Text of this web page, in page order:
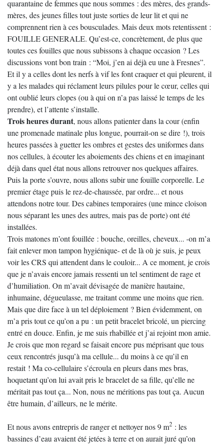
quarantaine de femmes que nous sommes : des mères, des grands-
mères, des jeunes filles tout juste sorties de leur lit et qui ne
comprennent rien à ces bousculades. Mais deux mots retentissent :
FOUILLE GENERALE. Qu’est-ce, concrètement, de plus que
toutes ces fouilles que nous subissons à chaque occasion ? Les
discussions vont bon train : “Moi, j’en ai déjà eu une à Fresnes”.
Et il y a celles dont les nerfs à vif les font craquer et qui pleurent, il
y a les malades qui réclament leurs pilules pour le cœur, celles qui
ont oublié leurs clopes (ou à qui on n’a pas laissé le temps de les
prendre), et l’attente s’installe.
Trois heures durant, nous allons patienter dans la cour (enfin
une promenade matinale plus longue, pourrait-on se dire !), trois
heures passées à guetter les ombres et gestes des uniformes dans
nos cellules, à écouter les aboiements des chiens et en imaginant
déjà dans quel état nous allons retrouver nos quelques affaires.
Puis la porte s’ouvre, nous allons subir une fouille corporelle. Le
premier étage puis le rez-de-chaussée, par ordre... et nous
attendons notre tour. Des cabines temporaires (une mince cloison
nous séparant les unes des autres, mais pas de porte) ont été
installées.
Trois matones m’ont fouillée : bouche, oreilles, cheveux... -on m’a
fait enlever mon tampon hygiénique- et de là où je suis, je peux
voir les CRS qui attendent dans le couloir... A ce moment, je crois
que je n’avais encore jamais ressenti un tel sentiment de rage et
d’humiliation. On m’avait dévisagée de manière hautaine,
inhumaine, dégueulasse, me traitant comme une moins que rien.
Mais que dire face à un tel déploiement ? Bien évidemment, on
m’a pris tout ce qu’on a pu : un petit bracelet bricolé, un piercing
entré en douce. Enfin, je me suis rhabillée et j’ai rejoint mon amie.
Je crois que mon regard se faisait encore pus méprisant que tous
ceux rencontrés jusqu’à ma cellule... du moins à ce qu’il en
restait ! Ma co-cellulaire s’écroula en pleurs dans mes bras,
hoquetant qu’on lui avait pris le bracelet de sa fille, qu’elle ne
méritait pas tout ça... Non, nous ne méritions pas tout ça. Aucun
être humain, d’ailleurs, ne le mérite.
Et nous avons entrepris de ranger et nettoyer nos 9 m2 : les
bassines d’eau avaient été jetées à terre et on aurait juré qu’on